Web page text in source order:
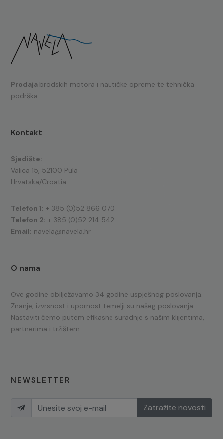
Prodaja brodskih motora i nautičke opreme te tehnička
podrška.
Kontakt
Sjedište:
Valica 15, 52100 Pula
Hrvatska/Croatia
Telefon 1: + 385 (0)52 866 070
Telefon 2: + 385 (0)52 214 542
Email: navela@navela.hr
O nama
Ove godine obilježavamo 34 godine uspješnog poslovanja.
Znanje, izvrsnost i upornost temelji su našeg poslovanja.
Nastaviti ćemo putem efikasne suradnje s našim klijentima,
partnerima i tržištem.
NEWSLETTER
Zatražite novosti